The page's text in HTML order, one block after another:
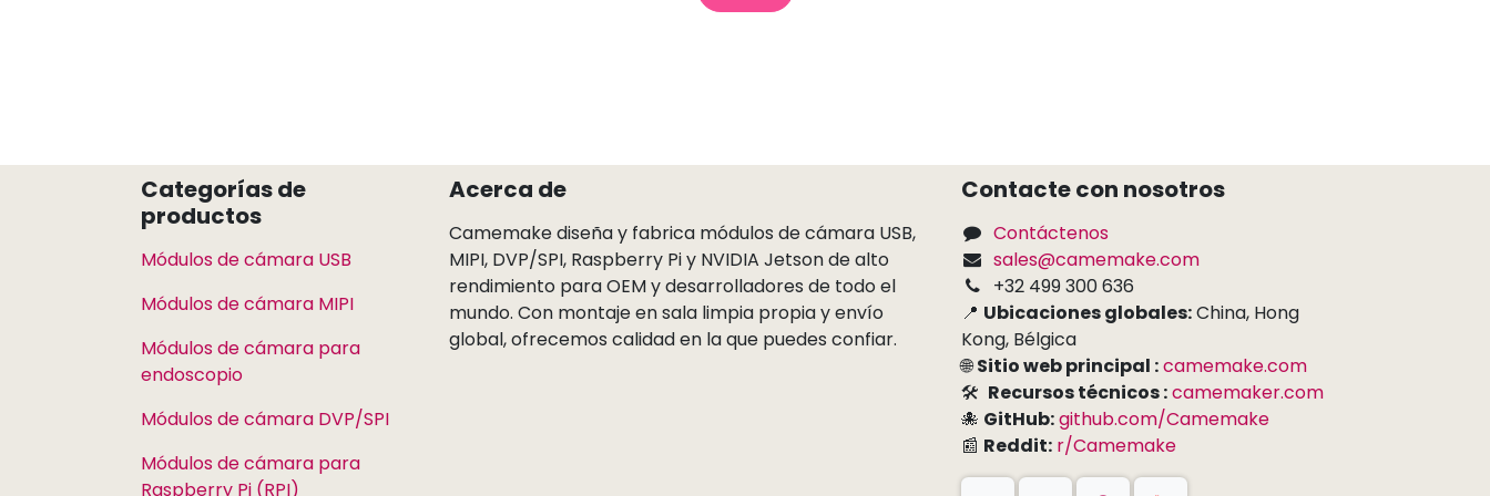
Categorías de
productos ​
Módulos de cámara USB
Módulos de cámara MIPI
Módulos de cámara para
endoscopio
Módulos de cámara DVP/SPI
Módulos de cámara para
Raspberry Pi (RPI)
Contacte con nosotros
Contáctenos
sales@camemake.com
+32 499 300 636
📍 Ubicaciones globales:China, Hong
Kong, Bélgica
🌐Sitio web principal :camemake.com
🛠 Recursos técnicos :camemaker.com
🐙 GitHub:github.com/Camemake
📰 Reddit: r/Camemake
Acerca de
Camemake diseña y fabrica módulos de cámara USB,
MIPI, DVP/SPI, Raspberry Pi y NVIDIA Jetson de alto
rendimiento para OEM y desarrolladores de todo el
mundo. Con montaje en sala limpia propia y envío
global, ofrecemos calidad en la que puedes confiar.